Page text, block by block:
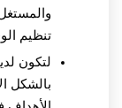
تنظيم
لتكون
بالشكل